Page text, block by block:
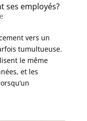
ses employés?
vers un
tumultueuse.
le même
et les